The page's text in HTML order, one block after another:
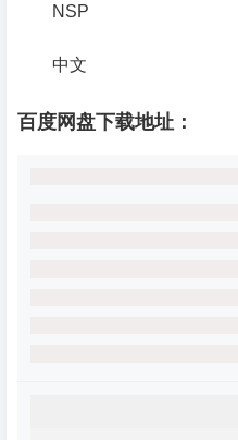
NSP
中文
百度网盘下载地址：